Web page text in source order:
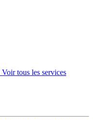
Voir tous les services